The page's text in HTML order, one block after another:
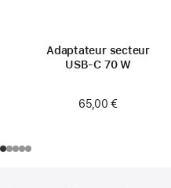
Adaptateur secteur
USB‑C 70 W
65,00 €